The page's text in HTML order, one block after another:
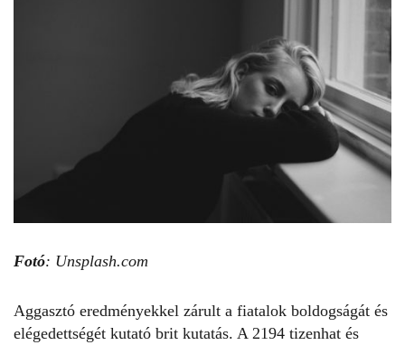
Fotó: Unsplash.com
Aggasztó eredményekkel zárult a fiatalok boldogságát és
elégedettségét kutató brit kutatás. A 2194 tizenhat és